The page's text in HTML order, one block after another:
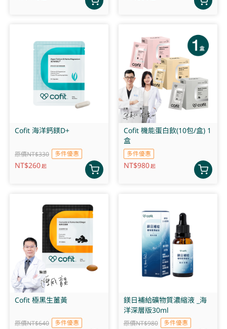
Cofit 海洋鈣鎂D+
原價NT$330 多件優惠
NT$260起
Cofit 機能蛋白飲(10包/盒) 1
盒
多件優惠
NT$980起
Cofit 極黑生薑黃
原價NT$640 多件優惠
鎂日補給礦物質濃縮液 _海
洋深層版30ml
原價NT$980 多件優惠